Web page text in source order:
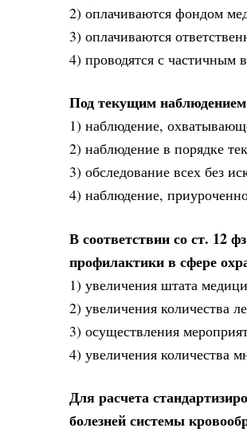
2) оплачиваются фондом
3) оплачиваются
4) проводятся с частичным
Под текущим
1) наблюдение,
2) наблюдение в порядке
3) обследование всех без
4) наблюдение,
В соответствии со ст. 12
профилактики в сфере
1) увеличения штата
2) увеличения количества
3) осуществления
4) увеличения количества
Для расчета
болезней системы